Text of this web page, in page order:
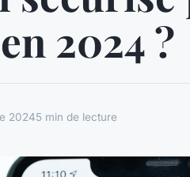
2024 ?
20245 min de lecture